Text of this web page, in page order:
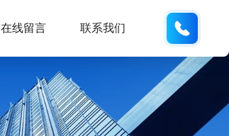
在线留言 联系我们